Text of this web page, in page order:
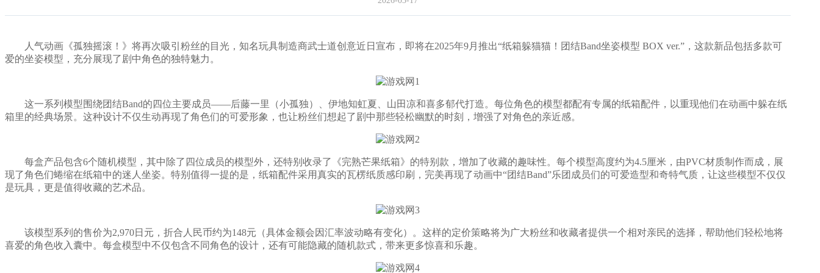
人气动画《孤独摇滚！》将再次吸引粉丝的目光，知名玩具制造商武士道创意近日宣布，即将在2025年9月推出“纸箱躲猫猫！团结Band坐姿模型 BOX ver.”，这款新品包括多款可
爱的坐姿模型，充分展现了剧中角色的独特魅力。
这一系列模型围绕团结Band的四位主要成员——后藤一里（小孤独）、伊地知虹夏、山田凉和喜多郁代打造。每位角色的模型都配有专属的纸箱配件，以重现他们在动画中躲在纸
箱里的经典场景。这种设计不仅生动再现了角色们的可爱形象，也让粉丝们想起了剧中那些轻松幽默的时刻，增强了对角色的亲近感。
每盒产品包含6个随机模型，其中除了四位成员的模型外，还特别收录了《完熟芒果纸箱》的特别款，增加了收藏的趣味性。每个模型高度约为4.5厘米，由PVC材质制作而成，展
现了角色们蜷缩在纸箱中的迷人坐姿。特别值得一提的是，纸箱配件采用真实的瓦楞纸质感印刷，完美再现了动画中“团结Band”乐团成员们的可爱造型和奇特气质，让这些模型不仅仅
是玩具，更是值得收藏的艺术品。
该模型系列的售价为2,970日元，折合人民币约为148元（具体金额会因汇率波动略有变化）。这样的定价策略将为广大粉丝和收藏者提供一个相对亲民的选择，帮助他们轻松地将
喜爱的角色收入囊中。每盒模型中不仅包含不同角色的设计，还有可能隐藏的随机款式，带来更多惊喜和乐趣。